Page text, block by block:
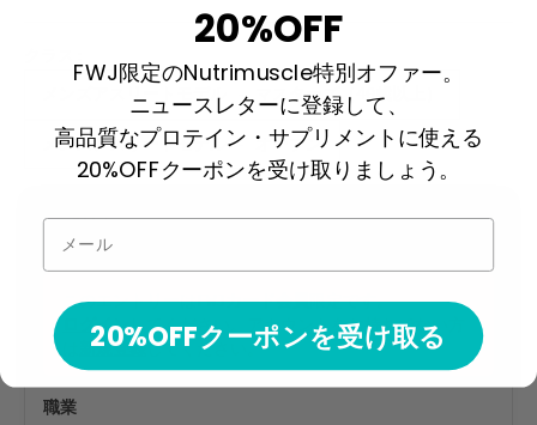
メンズアスリートモデル - マスターズ（40歳以上）
メンズアスリートモデル - オープン
このエントリーはFWJカード会員限定です。
ログインしてください。アカウントをお持ちでない方
新規登録してください。
職業
20%OFF
FWJ限定のNutrimuscle特別オファー。
ニュースレターに登録して、
高品質なプロテイン・サプリメントに使える
20%OFFクーポンを受け取りましょう。
20%OFFクーポンを受け取る